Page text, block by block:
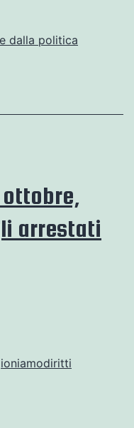
dalla politica
arrestati